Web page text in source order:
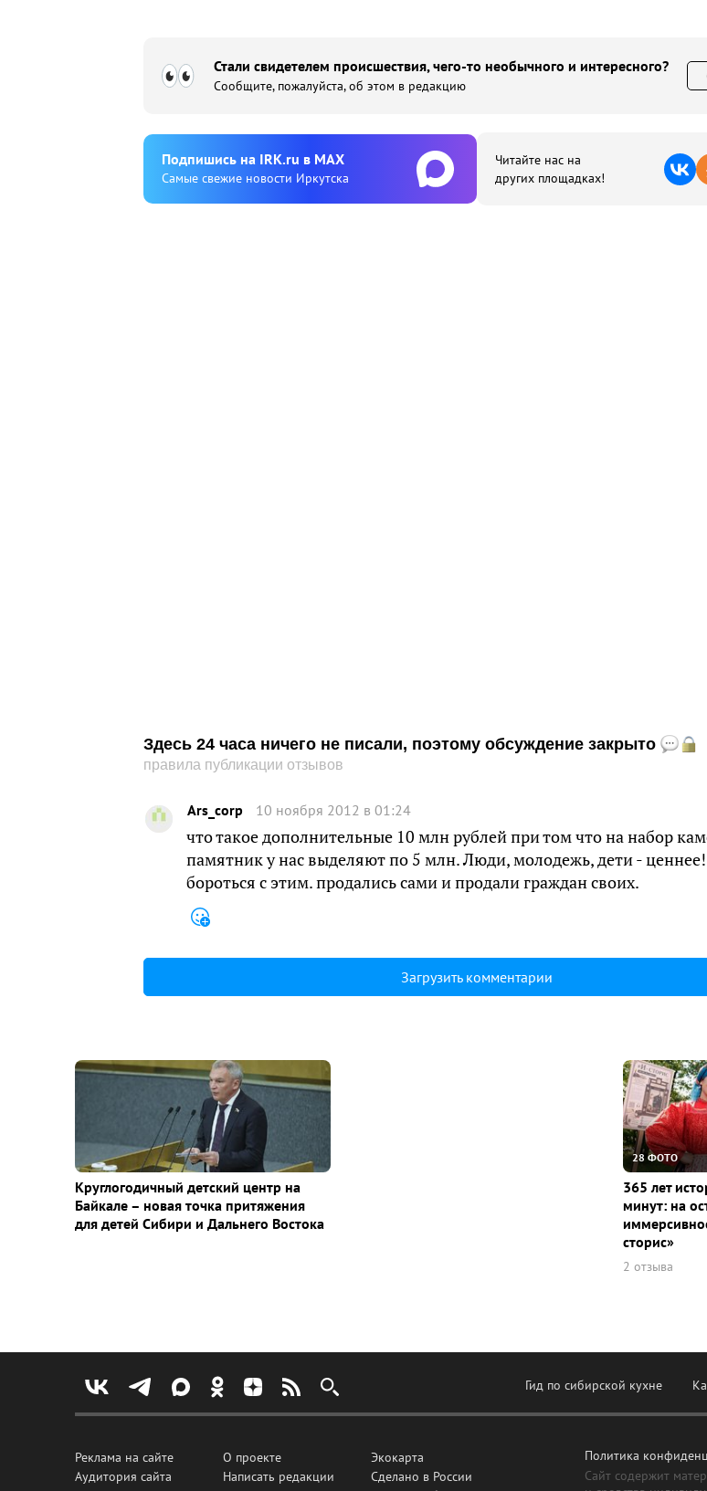
Стали свидетелем происшествия, чего-то необычного и интересного?
Сообщите, пожалуйста, об этом в редакцию
Подпишиcь на IRK.ru в MAX
Cамые свежие новости Иркутска
Читайте нас на
других площадках!
Здесь 24 часа ничего не писали, поэтому обсуждение закрыто
правила публикации отзывов
Ars_corp 10 ноября 2012 в 01:24
что такое дополнительные 10 млн рублей при том что на набор
памятник у нас выделяют по 5 млн. Люди, молодежь, дети - ценнее!
бороться с этим. продались сами и продали граждан своих.
Загрузить комментарии
Круглогодичный детский центр на
Байкале – новая точка притяжения
для детей Сибири и Дальнего Востока
28 ФОТО
365 лет
минут: на
сторис»
2 отзыва
Гид по сибирской кухне
Реклама на сайте
Аудитория сайта
О проекте
Написать редакции
Экокарта
Сделано в России
Политика
Сайт содержит